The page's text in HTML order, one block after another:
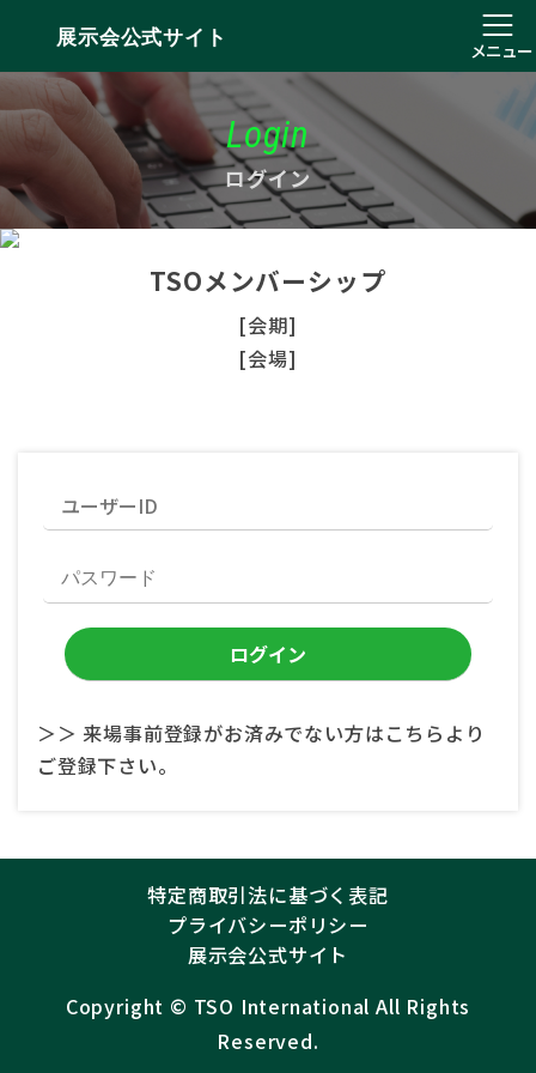
展示会公式サイト
メニュー
Login
ログイン
TSOメンバーシップ
[会期]
[会場]
＞＞ 来場事前登録がお済みでない方はこちらより
ご登録下さい。
特定商取引法に基づく表記
プライバシーポリシー
展示会公式サイト
Copyright ©︎ TSO International All Rights
Reserved.